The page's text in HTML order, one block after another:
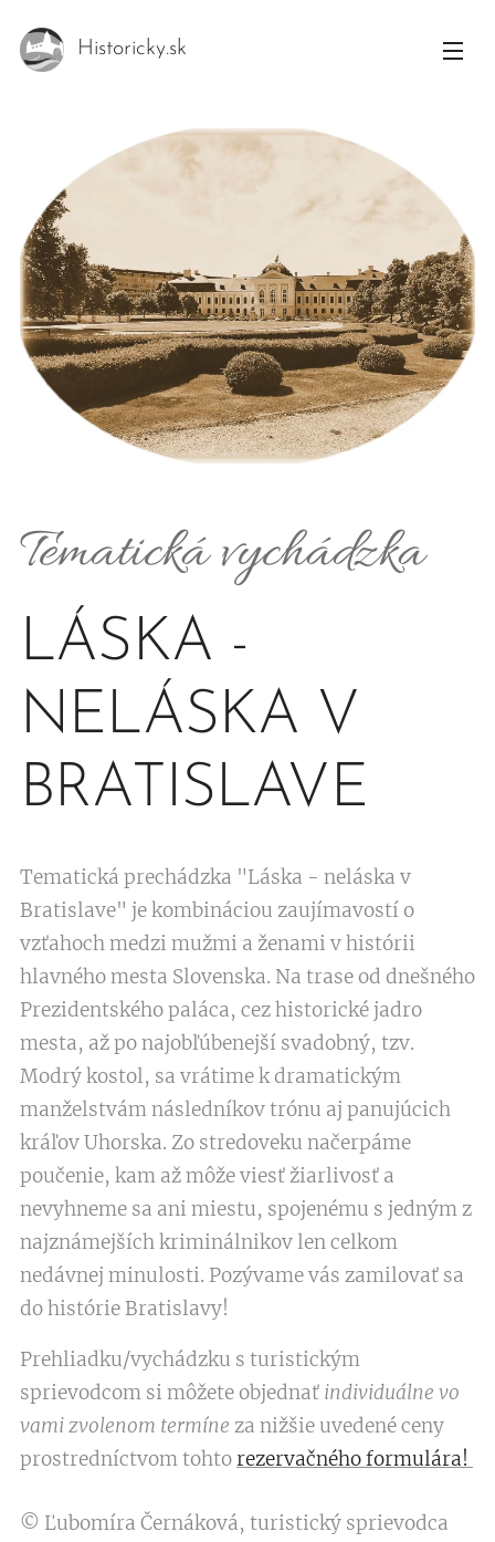
Historicky.sk
Tematická vychádzka
LÁSKA -
NELÁSKA V
BRATISLAVE
Tematická prechádzka "Láska - neláska v
Bratislave" je kombináciou zaujímavostí o
vzťahoch medzi mužmi a ženami v histórii
hlavného mesta Slovenska. Na trase od dnešného
Prezidentského paláca, cez historické jadro
mesta, až po najobľúbenejší svadobný, tzv.
Modrý kostol, sa vrátime k dramatickým
manželstvám následníkov trónu aj panujúcich
kráľov Uhorska. Zo stredoveku načerpáme
poučenie, kam až môže viesť žiarlivosť a
nevyhneme sa ani miestu, spojenému s jedným z
najznámejších kriminálnikov len celkom
nedávnej minulosti. Pozývame vás zamilovať sa
do histórie Bratislavy!
Prehliadku/vychádzku s turistickým
sprievodcom si môžete objednať individuálne vo
vami zvolenom termíne za nižšie uvedené ceny
prostredníctvom tohtorezervačného formulára!
© Ľubomíra Černáková, turistický sprievodca